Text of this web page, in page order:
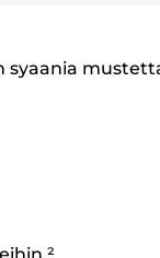
syaania